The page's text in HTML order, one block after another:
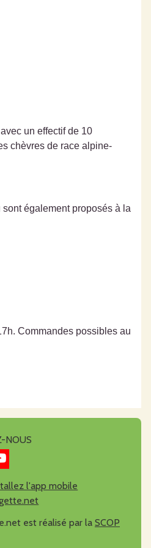
un effectif de 10
chèvres de race alpine-
également proposés à la
Commandes possibles au
NOUS
l'app mobile
est réalisé par la SCOP